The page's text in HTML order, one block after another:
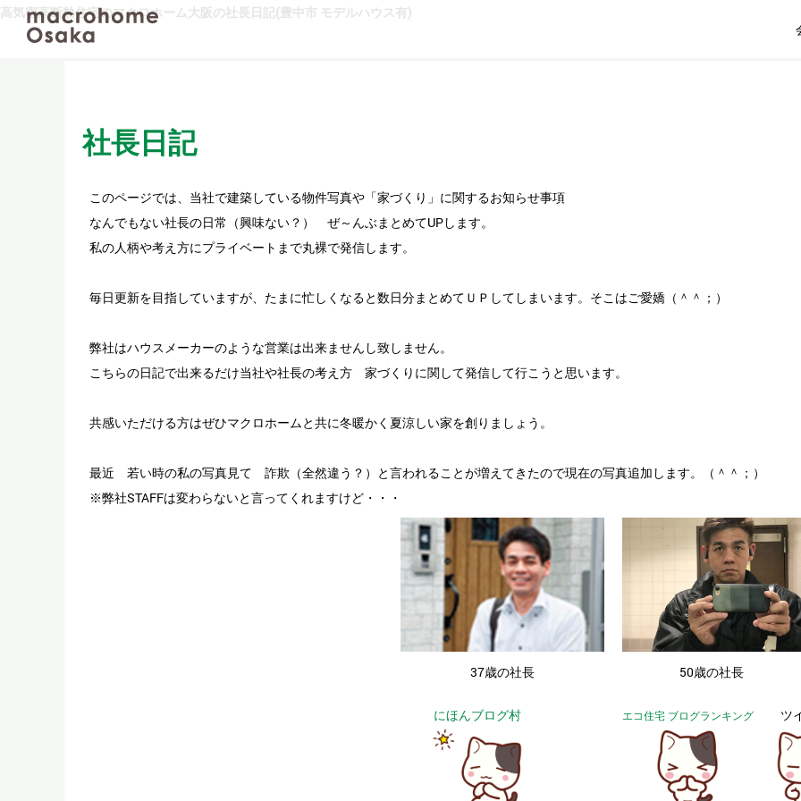
高気密高断熱住宅のマクロホーム大阪の社長日記(豊中市 モデルハウス有)
社長日記
このページでは、当社で建築している物件写真や「家づくり」に関するお知らせ事項
なんでもない社長の日常（興味ない？） ぜ～んぶまとめてUPします。
私の人柄や考え方にプライベートまで丸裸で発信します。
毎日更新を目指していますが、たまに忙しくなると数日分まとめてＵＰしてしまいます。そこはご愛嬌（＾＾；）
弊社はハウスメーカーのような営業は出来ませんし致しません。
こちらの日記で出来るだけ当社や社長の考え方 家づくりに関して発信して行こうと思います。
共感いただける方はぜひマクロホームと共に冬暖かく夏涼しい家を創りましょう。
最近 若い時の私の写真見て 詐欺（全然違う？）と言われることが増えてきたので現在の写真追加します。（＾＾；）
※弊社STAFFは変わらないと言ってくれますけど・・・
37歳の社長 50歳の社長
にほんブログ村 エコ住宅 ブログランキング ツ